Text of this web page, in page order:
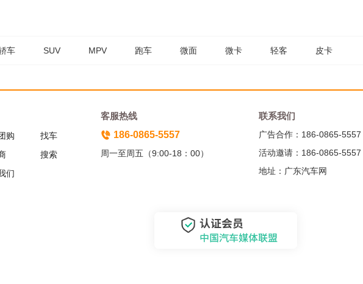
车 SUV MPV 跑车 微面 微卡 轻客 皮卡
购
找车
搜索
们
客服热线
186-0865-5557
周一至周五（9:00-18：00）
联系我们
广告合作：186-0865-5557
活动邀请：186-0865-5557
地址：广东汽车网